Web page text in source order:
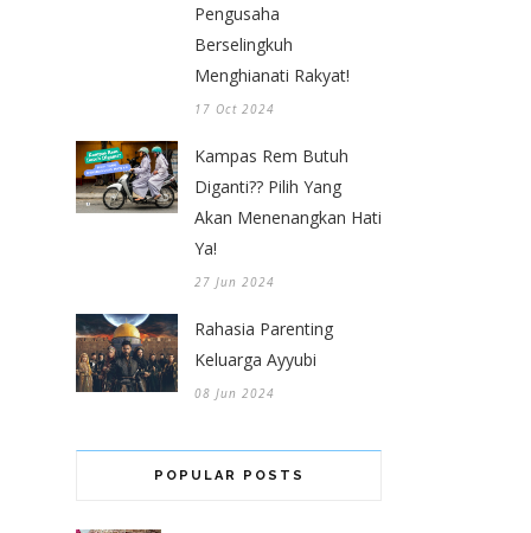
Pengusaha
Berselingkuh
Menghianati Rakyat!
17 Oct 2024
Kampas Rem Butuh
Diganti?? Pilih Yang
Akan Menenangkan Hati
Ya!
27 Jun 2024
Rahasia Parenting
Keluarga Ayyubi
08 Jun 2024
POPULAR POSTS